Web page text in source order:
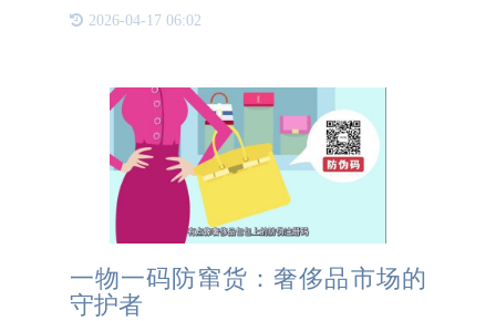
变革。企业通过数字化转型和引入先进的防伪系统，
不仅能够保护自身品牌形象和知识产权，还能提升产
2026-04-17 06:02
一物一码防窜货：奢侈品市场的
守护者